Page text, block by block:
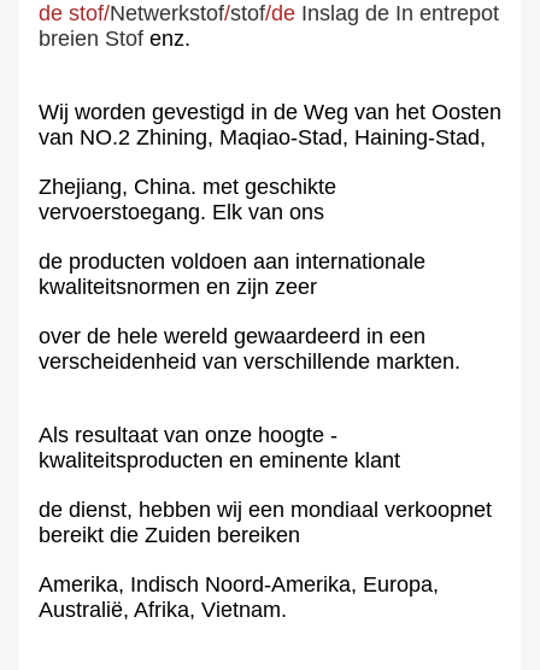
de stof/Netwerkstof/stof/de Inslag de In entrepot
breien Stof enz.
Wij worden gevestigd in de Weg van het Oosten
van NO.2 Zhining, Maqiao-Stad, Haining-Stad,
Zhejiang, China. met geschikte
vervoerstoegang. Elk van ons
de producten voldoen aan internationale
kwaliteitsnormen en zijn zeer
over de hele wereld gewaardeerd in een
verscheidenheid van verschillende markten.
Als resultaat van onze hoogte -
kwaliteitsproducten en eminente klant
de dienst, hebben wij een mondiaal verkoopnet
bereikt die Zuiden bereiken
Amerika, Indisch Noord-Amerika, Europa,
Australië, Afrika, Vietnam.